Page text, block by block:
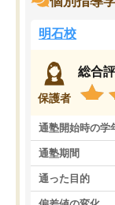
明石校
保護者
総合
通塾開始時の学
通塾期間
通った目的